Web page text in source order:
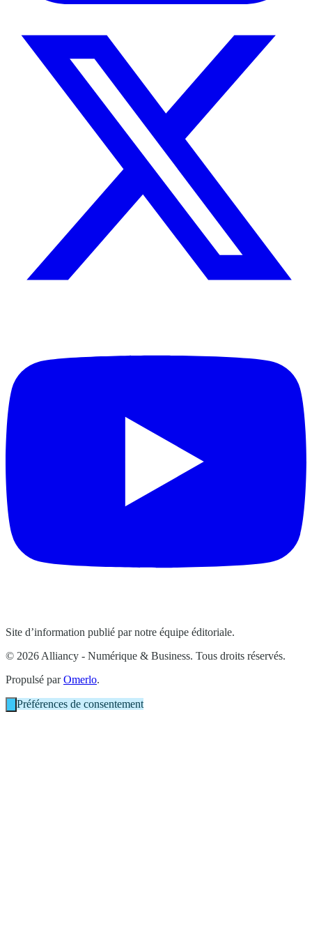
Site d’information publié par notre équipe éditoriale.
© 2026 Alliancy - Numérique & Business. Tous droits réservés.
Propulsé parOmerlo.
Préférences de consentement